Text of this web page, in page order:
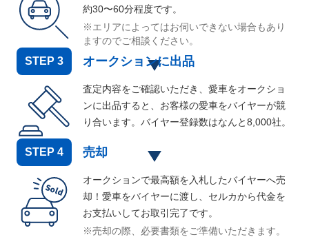
約30〜60分程度です。
※エリアによってはお伺いできない場合もあり
ますのでご相談ください。
STEP 3 オークションに出品
査定内容をご確認いただき、愛車をオークショ
ンに出品すると、お客様の愛車をバイヤーが競
り合います。バイヤー登録数はなんと8,000社。
STEP 4 売却
オークションで最高額を入札したバイヤーへ売
却！愛車をバイヤーに渡し、セルカから代金を
お支払いしてお取引完了です。
※売却の際、必要書類をご準備いただきます。